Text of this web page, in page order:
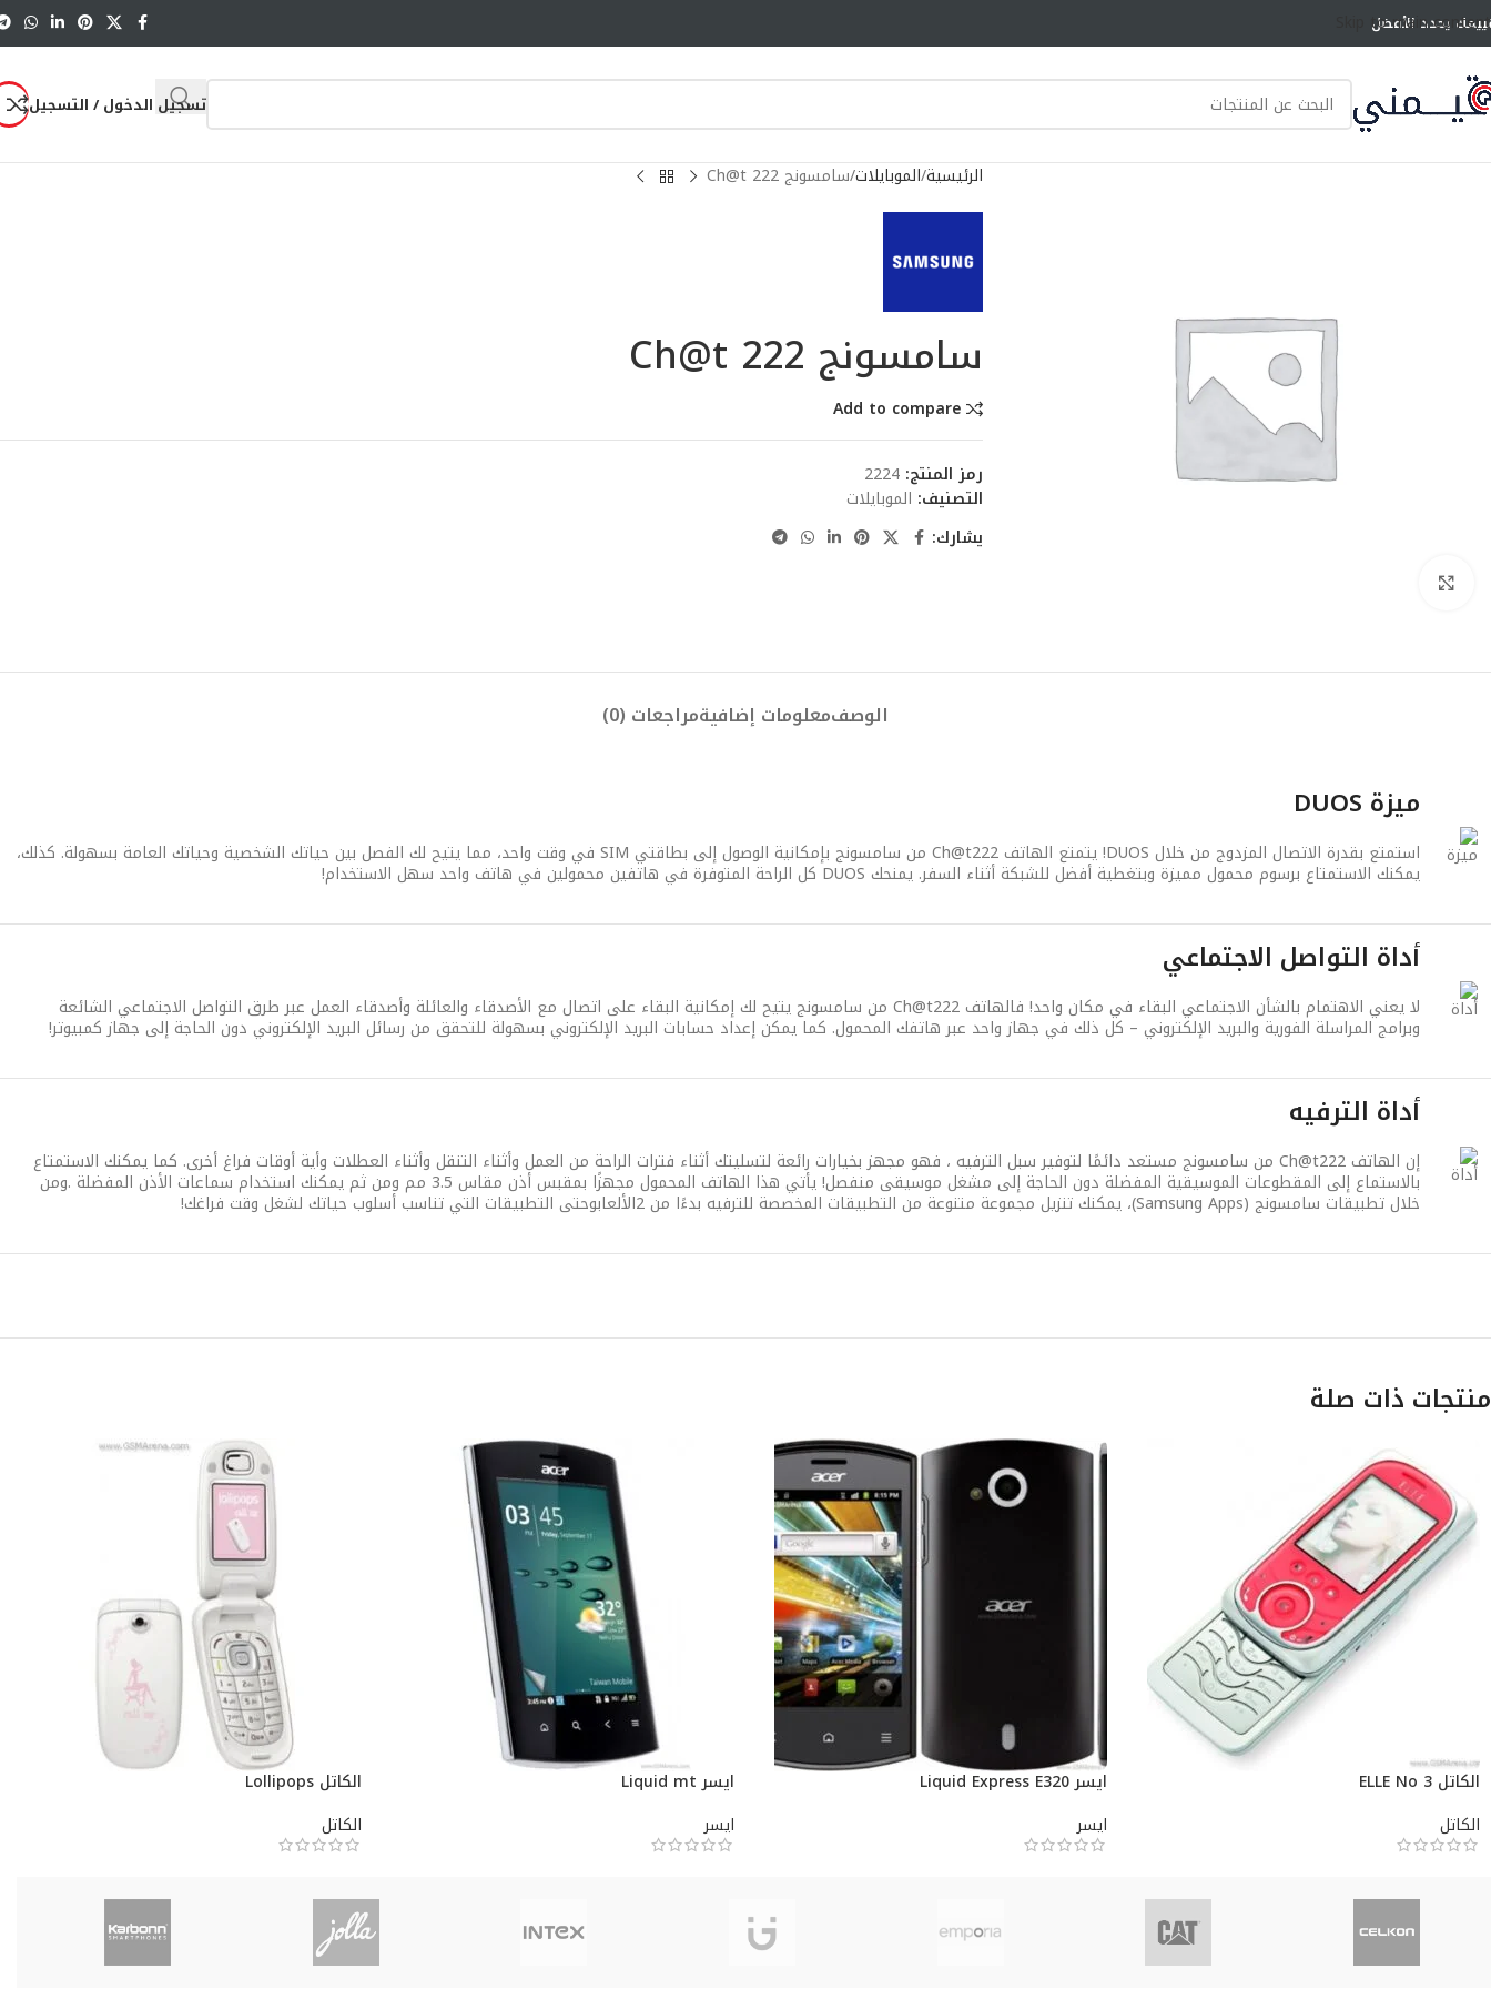
Skip to main content
يحدد الأفضل
تسجيل الدخول / التسجيل
الرئيسية الموبايلات سامسونج Ch@t 222
سامسونج Ch@t 222
Add to compare
رمز المنتج: 2224
التصنيف: الموبايلات
يشارك:
الوصفمعلومات إضافيةمراجعات (0)
ميزة DUOS
استمتع بقدرة الاتصال المزدوج من خلال DUOS! يتمتع الهاتف Ch@t222 من سامسونج بإمكانية الوصول إلى بطاقتي SIM في وقت واحد، مما يتيح لك الفصل بين حياتك الشخصية وحياتك العامة بسهولة. كذلك،
يمكنك الاستمتاع برسوم محمول مميزة وبتغطية أفضل للشبكة أثناء السفر. يمنحك DUOS كل الراحة المتوفرة في هاتفين محمولين في هاتف واحد سهل الاستخدام!
أداة التواصل الاجتماعي
لا يعني الاهتمام بالشأن الاجتماعي البقاء في مكان واحد! فالهاتف Ch@t222 من سامسونج يتيح لك إمكانية البقاء على اتصال مع الأصدقاء والعائلة وأصدقاء العمل عبر طرق التواصل الاجتماعي الشائعة
وبرامج المراسلة الفورية والبريد الإلكتروني – كل ذلك في جهاز واحد عبر هاتفك المحمول. كما يمكن إعداد حسابات البريد الإلكتروني بسهولة للتحقق من رسائل البريد الإلكتروني دون الحاجة إلى جهاز كمبيوتر!
أداة الترفيه
إن الهاتف Ch@t222 من سامسونج مستعد دائمًا لتوفير سبل الترفيه ، فهو مجهز بخيارات رائعة لتسليتك أثناء فترات الراحة من العمل وأثناء التنقل وأثناء العطلات وأية أوقات فراغ أخرى. كما يمكنك الاستمتاع
بالاستماع إلى المقطوعات الموسيقية المفضلة دون الحاجة إلى مشغل موسيقى منفصل! يأتي هذا الهاتف المحمول مجهزًا بمقبس أذن مقاس 3.5 مم ومن ثم يمكنك استخدام سماعات الأذن المفضلة .ومن
خلال تطبيقات سامسونج (Samsung Apps)، يمكنك تنزيل مجموعة متنوعة من التطبيقات المخصصة للترفيه بدءًا من 2الألعابوحتى التطبيقات التي تناسب أسلوب حياتك لشغل وقت فراغك!
منتجات ذات صلة
الكاتل ELLE No 3
الكاتل
ايسر Liquid Express E320
ايسر
ايسر Liquid mt
ايسر
الكاتل Lollipops
الكاتل